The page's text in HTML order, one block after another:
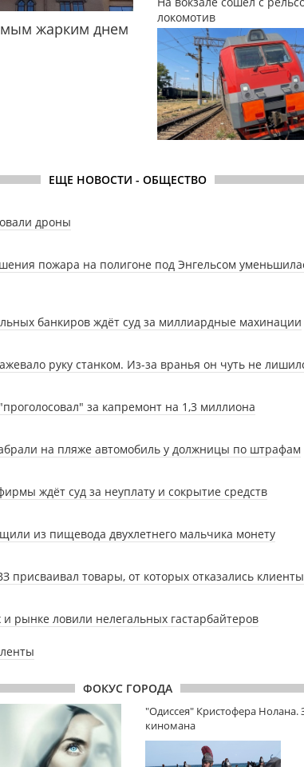
жарким днем
локомотив
ЕЩЕ НОВОСТИ - ОБЩЕСТВО
дроны
пожара на полигоне под Энгельсом
банкиров ждёт суд за миллиардные махинации
руку станком. Из-за вранья он чуть не
за капремонт на 1,3 миллиона
на пляже автомобиль у должницы по штрафам
ждёт суд за неуплату и сокрытие средств
из пищевода двухлетнего мальчика монету
присваивал товары, от которых отказались клиенты
и рынке ловили нелегальных гастарбайтеров
ФОКУС ГОРОДА
"Одиссея" Кристофера Нолана.
киномана